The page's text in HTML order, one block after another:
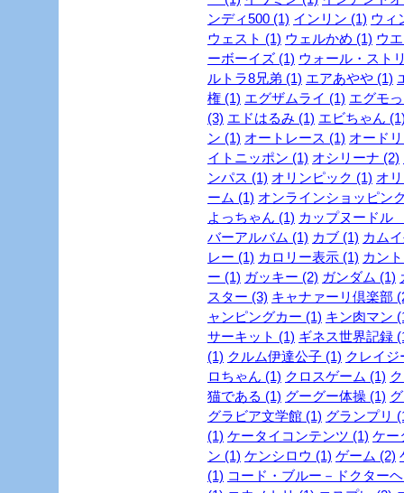
ンディ500 (1) インリン (1) ウィ
ウェスト (1) ウェルかめ (1) ウ
ーボーイズ (1) ウォール・スト
ルトラ8兄弟 (1) エアあやや (1)
権 (1) エグザムライ (1) エグモ
(3) エドはるみ (1) エビちゃん
ン (1) オートレース (1) オード
イトニッポン (1) オシリーナ (2)
ンパス (1) オリンピック (1) オ
ーム (1) オンラインショッピン
よっちゃん (1) カップヌードル
バーアルバム (1) カブ (1) カム
レー (1) カロリー表示 (1) カン
ー (1) ガッキー (2) ガンダム (1)
スター (3) キャナァーリ倶楽部
ャンピングカー (1) キン肉マン
サーキット (1) ギネス世界記録
(1) クルム伊達公子 (1) クレイジ
ロちゃん (1) クロスゲーム (1)
猫である (1) グーグー体操 (1)
グラビア文学館 (1) グランプリ
(1) ケータイコンテンツ (1) ケー
ン (1) ケンシロウ (1) ゲーム (2)
(1) コード・ブルー－ドクター